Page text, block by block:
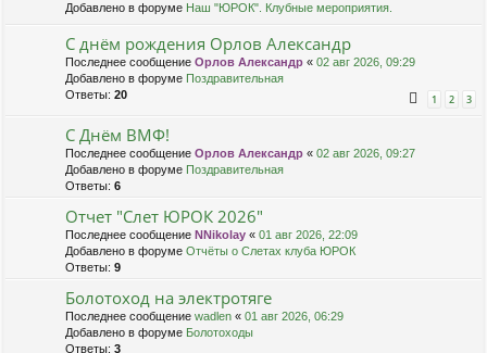
Добавлено в форуме Наш "ЮРОК". Клубные мероприятия.
С днём рождения Орлов Александр
Последнее сообщение Орлов Александр « 02 авг 2026, 09:29
Добавлено в форуме Поздравительная
Ответы: 20 1 2 3
С Днём ВМФ!
Последнее сообщение Орлов Александр « 02 авг 2026, 09:27
Добавлено в форуме Поздравительная
Ответы: 6
Отчет "Слет ЮРОК 2026"
Последнее сообщение NNikolay « 01 авг 2026, 22:09
Добавлено в форуме Отчёты о Слетах клуба ЮРОК
Ответы: 9
Болотоход на электротяге
Последнее сообщение wadlen « 01 авг 2026, 06:29
Добавлено в форуме Болотоходы
Ответы: 3